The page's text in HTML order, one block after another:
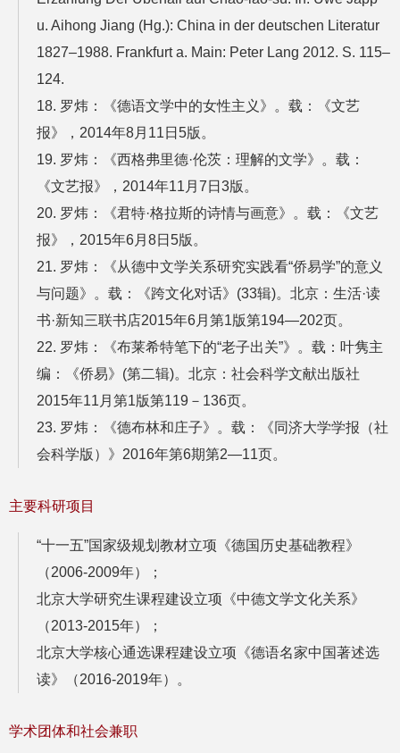
u. Aihong Jiang (Hg.): China in der deutschen Literatur
1827–1988. Frankfurt a. Main: Peter Lang 2012. S. 115–
124.
18. 罗炜：《德语文学中的女性主义》。载：《文艺
报》，2014年8月11日5版。
19. 罗炜：《西格弗里德·伦茨：理解的文学》。载：
《文艺报》，2014年11月7日3版。
20. 罗炜：《君特·格拉斯的诗情与画意》。载：《文艺
报》，2015年6月8日5版。
21. 罗炜：《从德中文学关系研究实践看“侨易学”的意义
与问题》。载：《跨文化对话》(33辑)。北京：生活·读
书·新知三联书店2015年6月第1版第194—202页。
22. 罗炜：《布莱希特笔下的“老子出关”》。载：叶隽主
编：《侨易》(第二辑)。北京：社会科学文献出版社
2015年11月第1版第119－136页。
23. 罗炜：《德布林和庄子》。载：《同济大学学报（社
会科学版）》2016年第6期第2—11页。
主要科研项目
“十一五”国家级规划教材立项《德国历史基础教程》
（2006-2009年）；
北京大学研究生课程建设立项《中德文学文化关系》
（2013-2015年）；
北京大学核心通选课程建设立项《德语名家中国著述选
读》（2016-2019年）。
学术团体和社会兼职